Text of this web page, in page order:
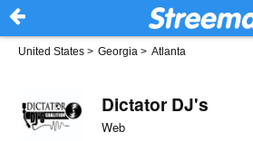
United States > Georgia > Atlanta
Dictator DJ's
Web